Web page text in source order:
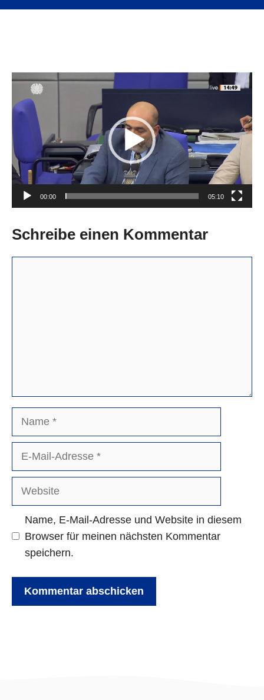
Video-
Player
00:00 05:10
Schreibe einen Kommentar
Website
Name, E-Mail-Adresse und Website in diesem
Browser für meinen nächsten Kommentar
speichern.